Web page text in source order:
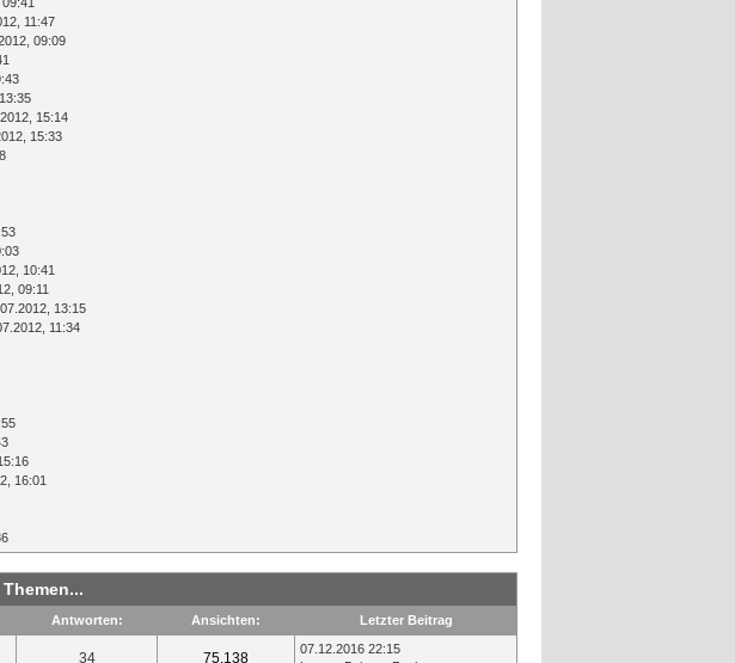
11:47
09:09
15:14
15:33
10:41
09:11
13:15
11:34
16:01
Antworten: Ansichten: Letzter Beitrag
34 75.138
07.12.2016 22:15